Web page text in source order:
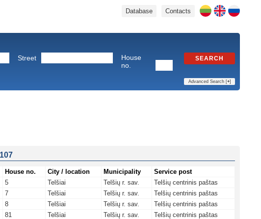
Contacts
Database
Street
House
no.
SEARCH
Advanced Search [+]
House no. City / location Municipality
Service post
5 Telšiai Telšių r. sav.
Telšių centrinis paštas
7 Telšiai Telšių r. sav.
Telšių centrinis paštas
8 Telšiai Telšių r. sav.
Telšių centrinis paštas
81 Telšiai Telšių r. sav.
Telšių centrinis paštas